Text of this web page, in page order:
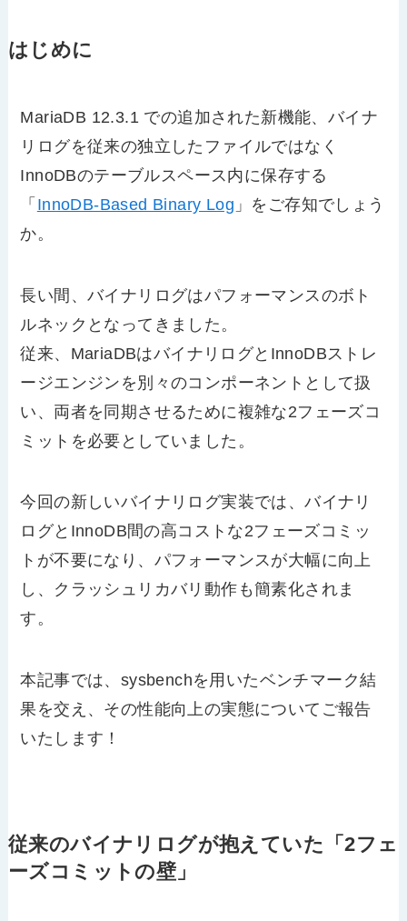
はじめに
MariaDB 12.3.1 での追加された新機能、バイナ
リログを従来の独立したファイルではなく
InnoDBのテーブルスペース内に保存する
「 InnoDB-Based Binary Log 」をご存知でしょう
か。
長い間、バイナリログはパフォーマンスのボト
ルネックとなってきました。
従来、MariaDBはバイナリログとInnoDBストレ
ージエンジンを別々のコンポーネントとして扱
い、両者を同期させるために複雑な2フェーズコ
ミットを必要としていました。
今回の新しいバイナリログ実装では、バイナリ
ログとInnoDB間の高コストな2フェーズコミッ
トが不要になり、パフォーマンスが大幅に向上
し、クラッシュリカバリ動作も簡素化されま
す。
本記事では、sysbenchを用いたベンチマーク結
果を交え、その性能向上の実態についてご報告
いたします！
従来のバイナリログが抱えていた「2フェ
ーズコミットの壁」